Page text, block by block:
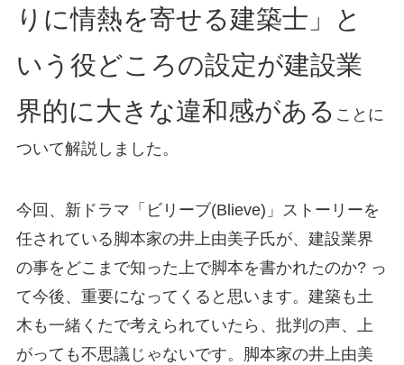
りに情熱を寄せる建築士」と
いう役どころの設定が建設業
界的に大きな違和感がある ことに
ついて解説しました。
今回、新ドラマ「ビリーブ(Blieve)」ストーリーを
任されている脚本家の井上由美子氏が、建設業界
の事をどこまで知った上で脚本を書かれたのか? っ
て今後、重要になってくると思います。建築も土
木も一緒くたで考えられていたら、批判の声、上
がっても不思議じゃないです。脚本家の井上由美